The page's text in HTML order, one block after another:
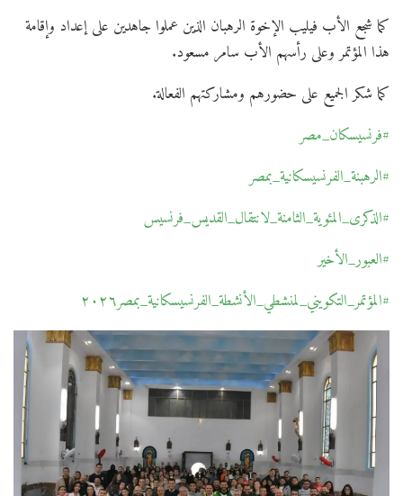
كما شجع الأب فيليب الإخوة الرهبان الذين عملوا جاهدين على إعداد وإقامة
هذا المؤتمر وعلى رأسهم الأب سامر مسعود.
كما شكر الجميع على حضورهم ومشاركتهم الفعالة.
#فرنسيسكان_مصر
#الرهبنة_الفرنسيسكانية_بمصر
#الذكرى_المئوية_الثامنة_لانتقال_القديس_فرنسيس
#العبور_الأخير
#المؤتمر_التكويني_لمنشطي_الأنشطة_الفرنسيسكانية_بمصر٢٠٢٦